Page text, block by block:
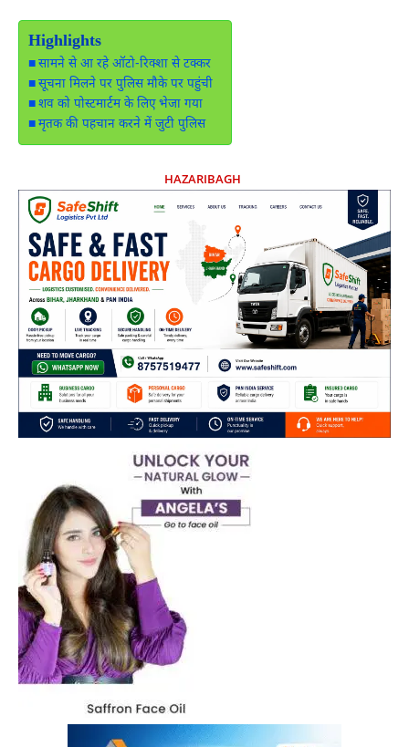
Highlights
सामने से आ रहे ऑटो-रिक्शा से टक्कर
सूचना मिलने पर पुलिस मौके पर पहुंची
शव को पोस्टमार्टम के लिए भेजा गया
मृतक की पहचान करने में जुटी पुलिस
HAZARIBAGH